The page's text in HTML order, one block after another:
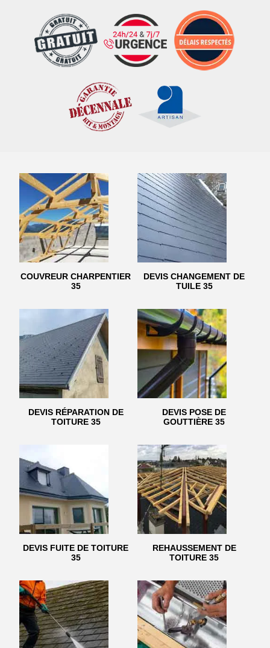
COUVREUR CHARPENTIER
35
DEVIS CHANGEMENT DE
TUILE 35
DEVIS RÉPARATION DE
TOITURE 35
DEVIS POSE DE
GOUTTIÈRE 35
DEVIS FUITE DE TOITURE
35
REHAUSSEMENT DE
TOITURE 35